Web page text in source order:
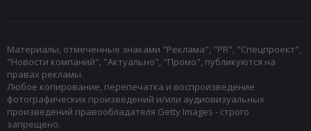
Материалы, отмеченные знаками "Реклама", "PR", "Спецпроект",
"Новости компаний", "Актуально", "Промо", публикуются на
правах рекламы.
Любое копирование, перепечатка и воспроизведение
фотографических произведений и/или аудиовизуальных
произведений правообладателя Getty Images - строго
запрещено.